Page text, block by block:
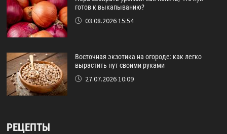
готов к выкапыванию?
03.08.2026 15:54
Восточная экзотика на огороде: как легко
вырастить нут своими руками
27.07.2026 10:09
РЕЦЕПТЫ